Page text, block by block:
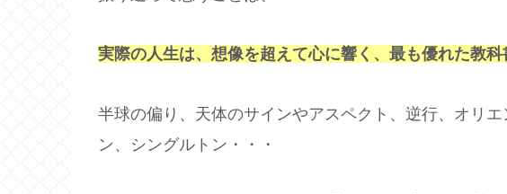
実際の人生は、想像を超えて心に響く、最も優れた教科
半球の偏り、天体のサインやアスペクト、逆行、オリ
ン、シングルトン・・・